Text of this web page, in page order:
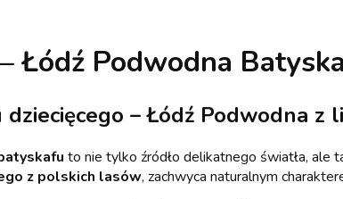
Łódź Podwodna
– Łódź Podwodna z
to nie tylko źródło delikatnego światła, ale
z polskich lasów, zachwyca naturalnym